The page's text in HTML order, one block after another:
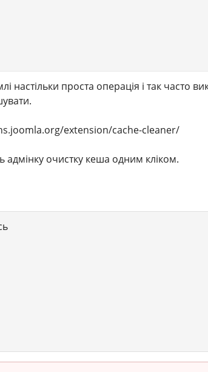
настільки проста операція і так часто
extension/cache-cleaner/
очистку кеша одним кліком.